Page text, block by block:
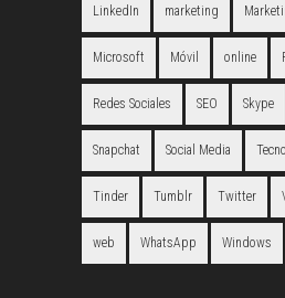
LinkedIn marketing
Microsoft Móvil online
Redes Sociales SEO Skype
Snapchat Social Media
Tinder Tumblr Twitter
web WhatsApp Windows